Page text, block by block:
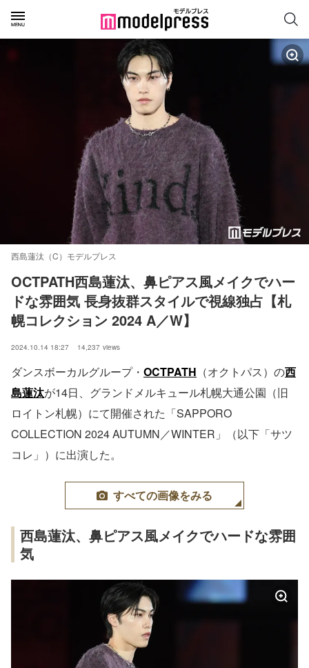
西島蓮汰（C）モデルプレス
OCTPATH西島蓮汰、鼻ピアス風メイクでハー
ドな雰囲気 長身抜群スタイルで視線独占【札
幌コレクション 2024 A／W】
2024.10.14 18:27 14,237 views
ダンスボーカルグループ・ OCTPATH （オクトパス）の西
島蓮汰が14日、グランドメルキュール札幌大通公園（旧
ロイトン札幌）にて開催された「SAPPORO
COLLECTION 2024 AUTUMN／WINTER」（以下「サツ
コレ」）に出演した。
すべての画像をみる
西島蓮汰、鼻ピアス風メイクでハードな雰囲
気